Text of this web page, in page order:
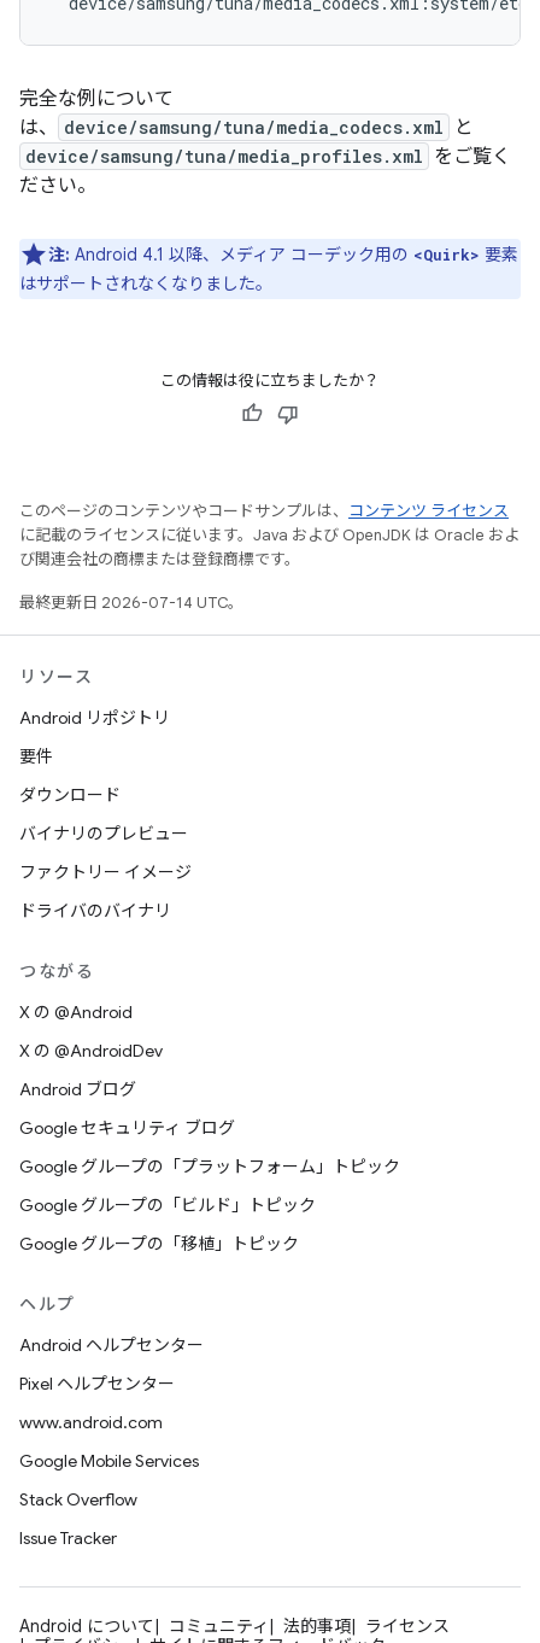
完全な例について
は、
device/samsung/tuna/media_codecs.xml と
device/samsung/tuna/media_profiles.xml をご覧く
ださい。
注: Android 4.1 以降、メディア コーデック用の <Quirk> 要素
はサポートされなくなりました。
この情報は役に立ちましたか？
このページのコンテンツやコードサンプルは、
コンテンツ ライセンス
に記載のライセンスに従います。Java および OpenJDK は Oracle およ
び関連会社の商標または登録商標です。
最終更新日 2026-07-14 UTC。
リソース
Android リポジトリ
要件
ダウンロード
バイナリのプレビュー
ファクトリー イメージ
ドライバのバイナリ
つながる
X の @Android
X の @AndroidDev
Android ブログ
Google セキュリティ ブログ
Google グループの「プラットフォーム」トピック
Google グループの「ビルド」トピック
Google グループの「移植」トピック
ヘルプ
Android ヘルプセンター
Pixel ヘルプセンター
www.android.com
Google Mobile Services
Stack Overflow
Issue Tracker
Android について コミュニティ 法的事項
ライセンス